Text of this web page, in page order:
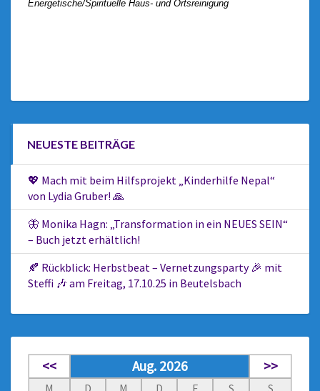
Energetische/Spirituelle Haus- und Ortsreinigung
NEUESTE BEITRÄGE
💖 Mach mit beim Hilfsprojekt „Kinderhilfe Nepal“
von Lydia Gruber! 🙏
🦋 Monika Hagn: „Transformation in ein NEUES SEIN“
– Buch jetzt erhältlich!
🍂 Rückblick: Herbstbeat – Vernetzungsparty 🎉 mit
Steffi 🎶 am Freitag, 17.10.25 in Beutelsbach
<< Aug. 2026 >>
M D M D F S
S